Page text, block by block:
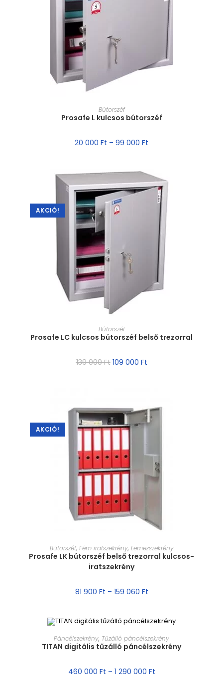
MÉRET VÁLASZTÁSA
Bútorszéf
Prosafe L kulcsos bútorszéf
20 000 Ft – 99 000 Ft
AKCIÓ!
MÉRET VÁLASZTÁSA
Bútorszéf
Prosafe LC kulcsos bútorszéf belső trezorral
139 000Ft 109 000 Ft
AKCIÓ!
MÉRET VÁLASZTÁSA
Bútorszéf, Fém iratszekrény, Lemezszekrény
Prosafe LK bútorszéf belső trezorral kulcsos-
iratszekrény
81 900 Ft – 159 060 Ft
MÉRET VÁLASZTÁSA
Páncélszekrény, Tűzálló páncélszekrény
TITAN digitális tűzálló páncélszekrény
460 000 Ft – 1 290 000 Ft